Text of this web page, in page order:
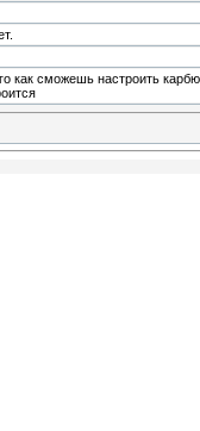
как сможешь настроить